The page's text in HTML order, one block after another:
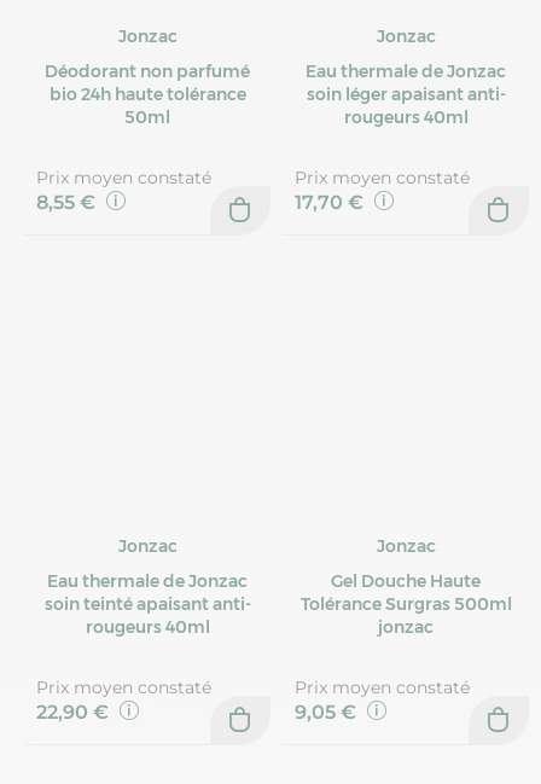
Jonzac
Déodorant non parfumé
bio 24h haute tolérance
50ml
Prix moyen constaté
8,55 €
Jonzac
Eau thermale de Jonzac
soin léger apaisant anti-
rougeurs 40ml
Prix moyen constaté
17,70 €
Jonzac
Eau thermale de Jonzac
soin teinté apaisant anti-
rougeurs 40ml
Prix moyen constaté
22,90 €
Jonzac
Gel Douche Haute
Tolérance Surgras 500ml
jonzac
Prix moyen constaté
9,05 €